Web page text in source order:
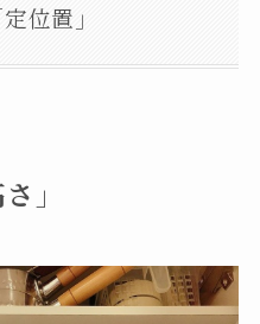
位置」
」